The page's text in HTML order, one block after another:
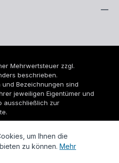
Mehrwertsteuer zzgl.
beschrieben.
Bezeichnungen sind
jeweiligen Eigentümer und
ausschließlich zur
Unger Heizungs- und
um Ihnen die
zu können. Mehr